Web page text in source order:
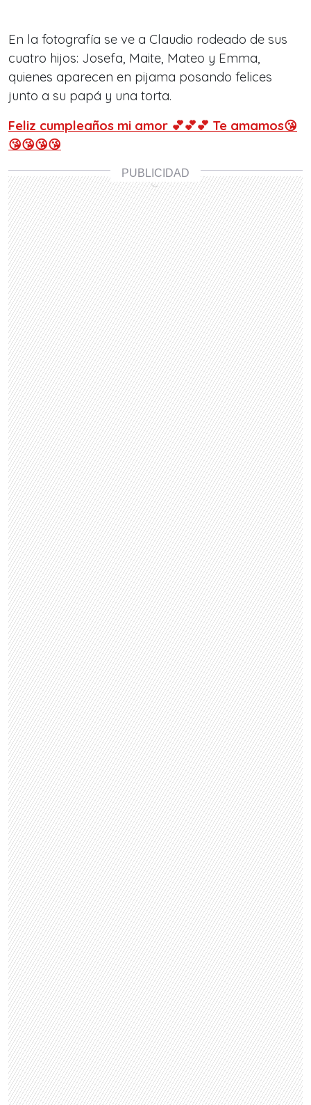
En la fotografía se ve a Claudio rodeado de sus
cuatro hijos: Josefa, Maite, Mateo y Emma,
quienes aparecen en pijama posando felices
junto a su papá y una torta.
Feliz cumpleaños mi amor 💕💕💕 Te amamos😘
😘😘😘😘